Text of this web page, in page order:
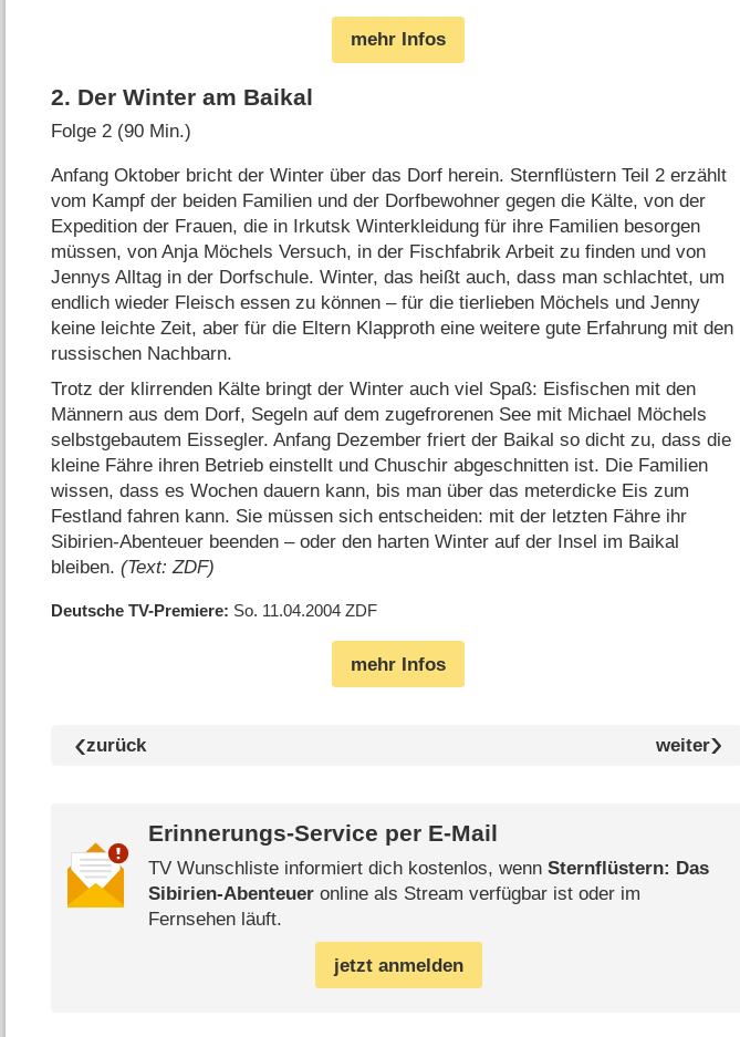
mehr Infos
2. Der Winter am Baikal
Folge 2 (90 Min.)
Anfang Oktober bricht der Winter über das Dorf herein. Sternflüstern Teil 2 erzählt
vom Kampf der beiden Familien und der Dorfbewohner gegen die Kälte, von der
Expedition der Frauen, die in Irkutsk Winterkleidung für ihre Familien besorgen
müssen, von Anja Möchels Versuch, in der Fischfabrik Arbeit zu finden und von
Jennys Alltag in der Dorfschule. Winter, das heißt auch, dass man schlachtet, um
endlich wieder Fleisch essen zu können – für die tierlieben Möchels und Jenny
keine leichte Zeit, aber für die Eltern Klapproth eine weitere gute Erfahrung mit den
russischen Nachbarn.
Trotz der klirrenden Kälte bringt der Winter auch viel Spaß: Eisfischen mit den
Männern aus dem Dorf, Segeln auf dem zugefrorenen See mit Michael Möchels
selbstgebautem Eissegler. Anfang Dezember friert der Baikal so dicht zu, dass die
kleine Fähre ihren Betrieb einstellt und Chuschir abgeschnitten ist. Die Familien
wissen, dass es Wochen dauern kann, bis man über das meterdicke Eis zum
Festland fahren kann. Sie müssen sich entscheiden: mit der letzten Fähre ihr
Sibirien-Abenteuer beenden – oder den harten Winter auf der Insel im Baikal
bleiben.(Text: ZDF)
Deutsche TV-Premiere So. 11.04.2004 ZDF
mehr Infos
zurück weiter
Erinnerungs-Service per E-Mail
TV Wunschliste informiert dich kostenlos, wenn Sternflüstern: Das
Sibirien-Abenteueronline als Stream verfügbar ist oder im
Fernsehen läuft.
jetzt anmelden